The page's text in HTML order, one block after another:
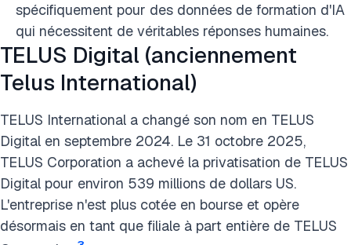
spécifiquement pour des données de formation d'IA
qui nécessitent de véritables réponses humaines.
TELUS Digital (anciennement
Telus International)
TELUS International a changé son nom en TELUS
Digital en septembre 2024. Le 31 octobre 2025,
TELUS Corporation a achevé la privatisation de TELUS
Digital pour environ 539 millions de dollars US.
L'entreprise n'est plus cotée en bourse et opère
désormais en tant que filiale à part entière de TELUS